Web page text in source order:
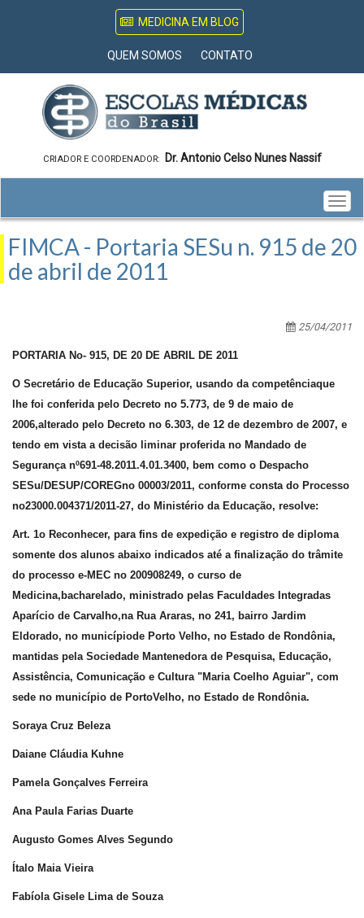
MEDICINA EM BLOG
QUEM SOMOS CONTATO
CRIADOR E COORDENADOR: Dr. Antonio Celso Nunes Nassif
FIMCA - Portaria SESu n. 915 de 20
de abril de 2011
25/04/2011
PORTARIA No- 915, DE 20 DE ABRIL DE 2011
O Secretário de Educação Superior, usando da competênciaque
lhe foi conferida pelo Decreto no 5.773, de 9 de maio de
2006,alterado pelo Decreto no 6.303, de 12 de dezembro de 2007, e
tendo em vista a decisão liminar proferida no Mandado de
Segurança nº691-48.2011.4.01.3400, bem como o Despacho
SESu/DESUP/COREGno 00003/2011, conforme consta do Processo
no23000.004371/2011-27, do Ministério da Educação, resolve:
Art. 1o Reconhecer, para fins de expedição e registro de diploma
somente dos alunos abaixo indicados até a finalização do trâmite
do processo e-MEC no 200908249, o curso de
Medicina,bacharelado, ministrado pelas Faculdades Integradas
Aparício de Carvalho,na Rua Araras, no 241, bairro Jardim
Eldorado, no municípiode Porto Velho, no Estado de Rondônia,
mantidas pela Sociedade Mantenedora de Pesquisa, Educação,
Assistência, Comunicação e Cultura "Maria Coelho Aguiar", com
sede no município de PortoVelho, no Estado de Rondônia.
Soraya Cruz Beleza
Daiane Cláudia Kuhne
Pamela Gonçalves Ferreira
Ana Paula Farias Duarte
Augusto Gomes Alves Segundo
Ítalo Maia Vieira
Fabíola Gisele Lima de Souza